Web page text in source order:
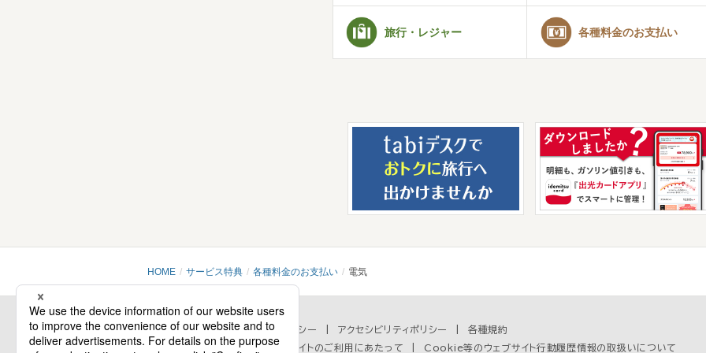
旅行・レジャー 各種料金のお支払い
HOME サービス特典 各種料金のお支払い 電気
会社情報 プライバシーポリシー セキュリティポリシー アクセシビリティポリシー
各種規約
個人情報の取扱いに関するお問い合わせ
当ウェブサイトのご利用にあたって Cookie等のウェブサイト行動履歴情報の取扱いについて